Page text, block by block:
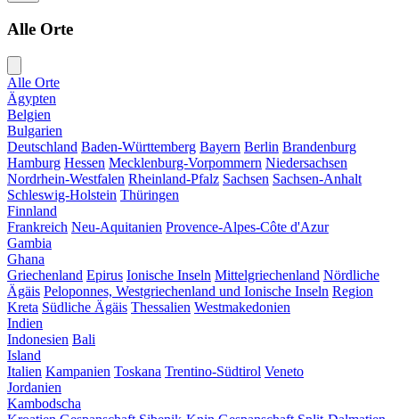
Alle Orte
Alle Orte
Ägypten
Belgien
Bulgarien
Deutschland Baden-Württemberg Bayern Berlin Brandenburg
Hamburg Hessen Mecklenburg-Vorpommern Niedersachsen
Nordrhein-Westfalen Rheinland-Pfalz Sachsen Sachsen-Anhalt
Schleswig-Holstein Thüringen
Finnland
Frankreich Neu-Aquitanien Provence-Alpes-Côte d'Azur
Gambia
Ghana
Griechenland Epirus Ionische Inseln Mittelgriechenland Nördliche
Ägäis Peloponnes, Westgriechenland und Ionische Inseln Region
Kreta Südliche Ägäis Thessalien Westmakedonien
Indien
Indonesien Bali
Island
Italien Kampanien Toskana Trentino-Südtirol Veneto
Jordanien
Kambodscha